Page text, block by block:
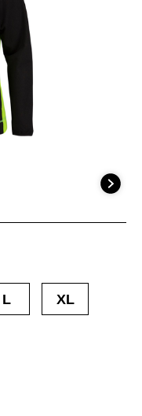
L XL